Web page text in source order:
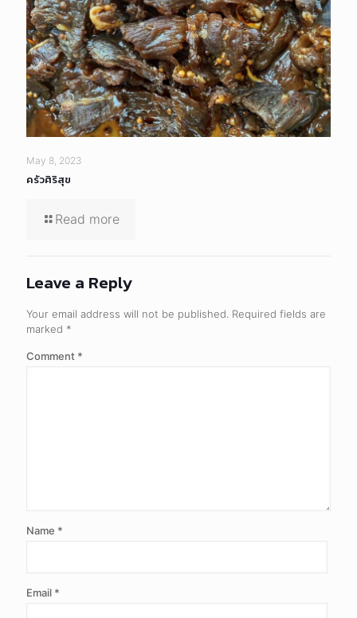
May 8, 2023
ครัวศิริสุข
Read more
Leave a Reply
Your email address will not be published. Required fields are
marked *
Comment *
Name *
Email *